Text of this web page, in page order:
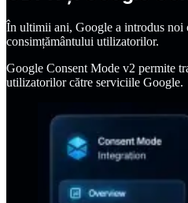
În ultimii ani, Google a introdus noi
consimțământului utilizatorilor.
Google Consent Mode v2 permite
utilizatorilor către serviciile Google.